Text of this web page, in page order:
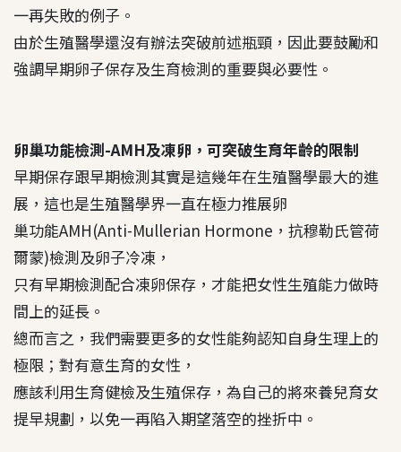
一再失敗的例子。
由於生殖醫學還沒有辦法突破前述瓶頸，因此要鼓勵和
強調早期卵子保存及生育檢測的重要與必要性。
卵巢功能檢測-AMH及凍卵，可突破生育年齡的限制
早期保存跟早期檢測其實是這幾年在生殖醫學最大的進
展，這也是生殖醫學界一直在極力推展卵
巢功能AMH(Anti-Mullerian Hormone，抗穆勒氏管荷
爾蒙)檢測及卵子冷凍，
只有早期檢測配合凍卵保存，才能把女性生殖能力做時
間上的延長。
總而言之，我們需要更多的女性能夠認知自身生理上的
極限；對有意生育的女性，
應該利用生育健檢及生殖保存，為自己的將來養兒育女
提早規劃，以免一再陷入期望落空的挫折中。